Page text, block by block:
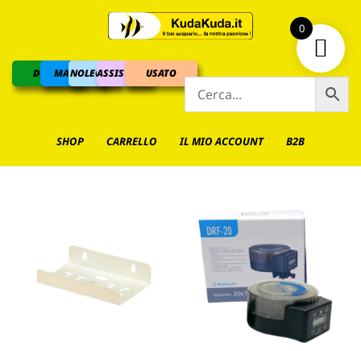
DOLCEMARINO
NOLEGGIOASSISTENZAUSATO
SHOP CARRELLO IL MIO ACCOUNT B2B
0